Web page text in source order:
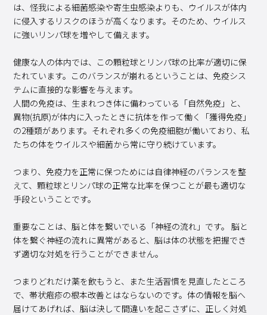
は、怪我による細菌感染や寄生虫感染よりも、ウイルスが体内
に侵入するリスクのほうが高くなります。そのため、ウイルス
に強いリンパ球を増やして備えます。
健康な人の体内では、この顆粒球とリンパ球の比率が適切に保
たれています。このバランスが崩れるということは、免疫シス
テムに直接的な影響を与えます。
人間の免疫は、生まれつき体に備わっている「自然免疫」と、
異物(抗原)が体内に入ったときに抗体を作って働く「獲得免疫」
の2種類があります。それぞれ多くの免疫細胞が働いており、私
たちの体をウイルスや細菌から常に守り続けています。
つまり、免疫力を正常に保つためには自律神経のバランスを整
えて、顆粒球とリンパ球の正常な比率を保つことが最も適切な
手段ということです。
重要なことは、脳と体を繋いでいる「神経の流れ」です。 脳と
体を繋ぐ神経の流れに異常があると、脳は体の状態を把握でき
ず適切な対処を行うことができません。
つまりどれだけ薬を飲もうと、また生活習慣を見直したところ
で、帯状疱疹の根本改善とはならないのです。体の情報を脳へ
届けてあげれば、脳は決して間違いを起こさずに、正しく対処